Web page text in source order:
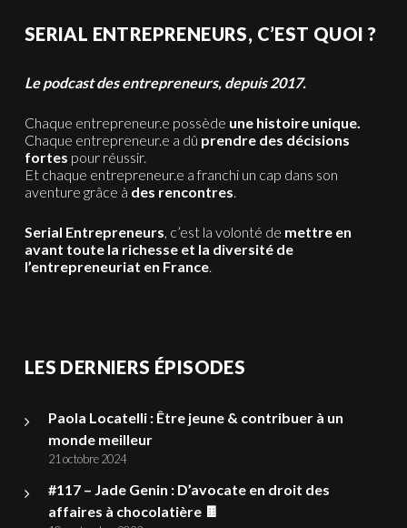
SERIAL ENTREPRENEURS, C’EST QUOI ?
Le podcast des entrepreneurs, depuis 2017.
Chaque entrepreneur.e possède une histoire unique.
Chaque entrepreneur.e a dû prendre des décisions
fortes pour réussir.
Et chaque entrepreneur.e a franchi un cap dans son
aventure grâce à des rencontres.
Serial Entrepreneurs, c’est la volonté de mettre en
avant toute la richesse et la diversité de
l’entrepreneuriat en France.
LES DERNIERS ÉPISODES
Paola Locatelli : Être jeune & contribuer à un
monde meilleur
21 octobre 2024
#117 – Jade Genin : D’avocate en droit des
affaires à chocolatière 🍫